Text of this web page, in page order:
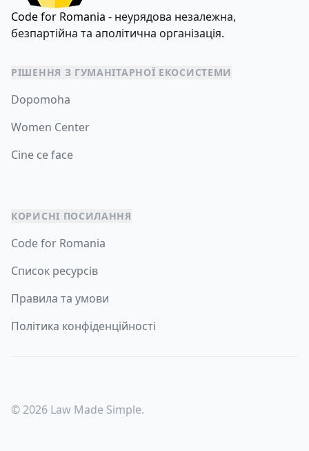
Code for Romania - неурядова незалежна,
безпартійна та аполітична організація.
РІШЕННЯ З ГУМАНІТАРНОЇ ЕКОСИСТЕМИ
Dopomoha
Women Center
Cine ce face
КОРИСНІ ПОСИЛАННЯ
Code for Romania
Список ресурсів
Правила та умови
Політика конфіденційності
© 2026 Law Made Simple.